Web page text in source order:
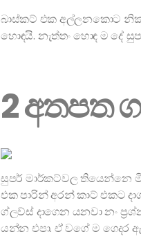
බාස්කට් එක අල්ලනකොට
හොඳයි. නැත්තං හොඳ ම දේ
2 අතපත
සුපර් මාර්කට්වල තියෙන්නෙ
එක පාරින් අරන් කාට් එකට
ග්ලව්ස් දාගෙන යනවා නං
යන්න එපා. ඒ වගේ ම ගෙදර